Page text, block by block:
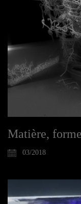
Matière,
03/2018